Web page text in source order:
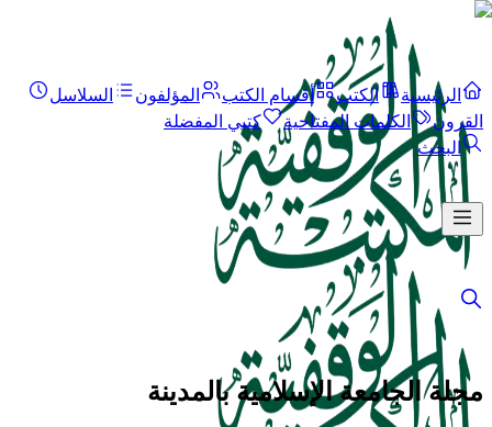
الرئيسية الكتب أقسام الكتب المؤلفون
السلاسل
القرون
الكلمات المفتاحية
كتبي المفضلة
البحث
مجلة الجامعة الإسلامية بالمدينة